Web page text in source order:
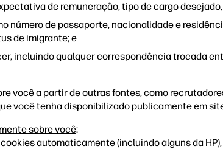
de remuneração, tipo de cargo
número de passaporte, nacionalidade e
de imigrante; e
incluindo qualquer correspondência trocada
você a partir de outras fontes, como
você tenha disponibilizado publicamente em
sobre você:
automaticamente (incluindo alguns da